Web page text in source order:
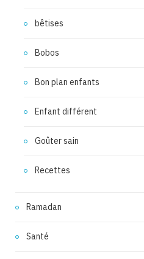
bêtises
Bobos
Bon plan enfants
Enfant différent
Goûter sain
Recettes
Ramadan
Santé